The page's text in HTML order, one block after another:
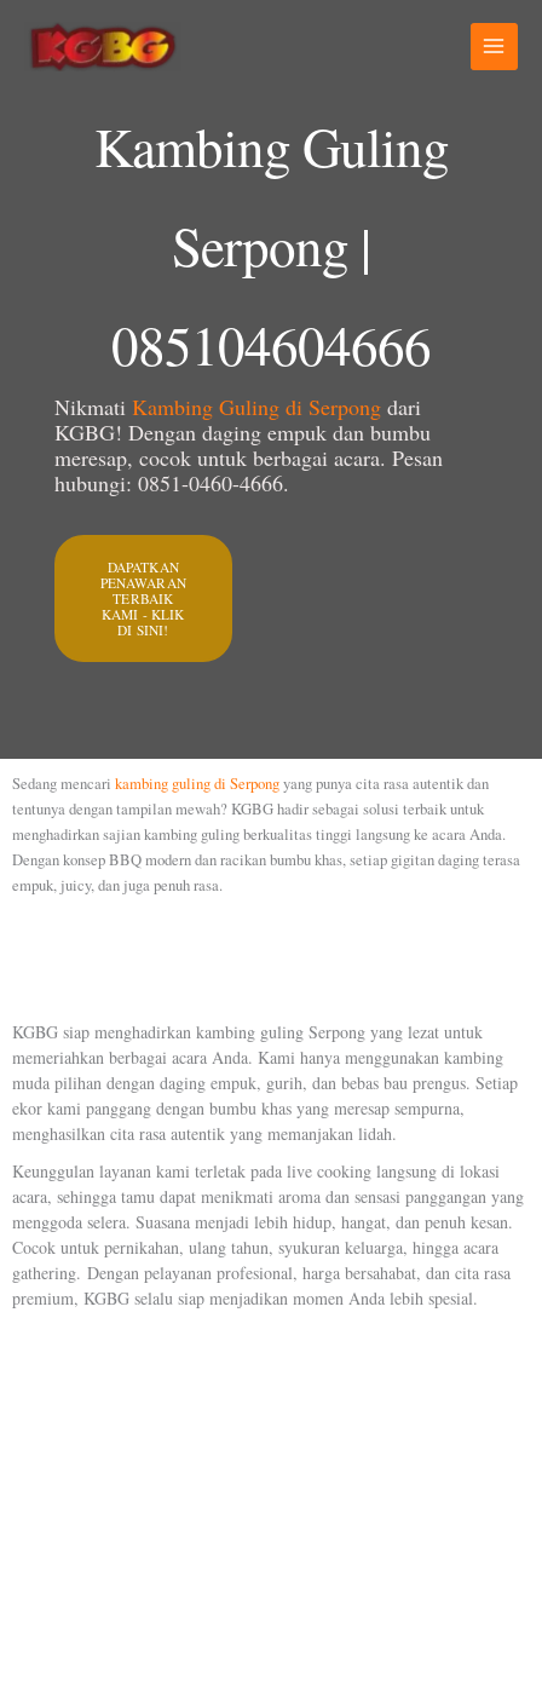
konten
Kambing Guling
Serpong |
085104604666
Nikmati Kambing Guling di Serpong dari
KGBG! Dengan daging empuk dan bumbu
meresap, cocok untuk berbagai acara. Pesan
hubungi: 0851-0460-4666.
DAPATKAN
PENAWARAN
TERBAIK
KAMI - KLIK
DI SINI!
Sedang mencari kambing guling di Serpongyang punya cita rasa autentik dan
tentunya dengan tampilan mewah? KGBG hadir sebagai solusi terbaik untuk
menghadirkan sajian kambing guling berkualitas tinggi langsung ke acara Anda.
Dengan konsep BBQ modern dan racikan bumbu khas, setiap gigitan daging terasa
empuk, juicy, dan juga penuh rasa.
KGBG siap menghadirkan kambing guling Serpong yang lezat untuk
memeriahkan berbagai acara Anda. Kami hanya menggunakan kambing
muda pilihan dengan daging empuk, gurih, dan bebas bau prengus. Setiap
ekor kami panggang dengan bumbu khas yang meresap sempurna,
menghasilkan cita rasa autentik yang memanjakan lidah.
Keunggulan layanan kami terletak pada live cooking langsung di lokasi
acara, sehingga tamu dapat menikmati aroma dan sensasi panggangan yang
menggoda selera. Suasana menjadi lebih hidup, hangat, dan penuh kesan.
Cocok untuk pernikahan, ulang tahun, syukuran keluarga, hingga acara
gathering. Dengan pelayanan profesional, harga bersahabat, dan cita rasa
premium, KGBG selalu siap menjadikan momen Anda lebih spesial.